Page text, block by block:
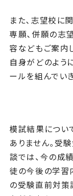
また、志望校に
専願、併願の志
容などもご案内
自身がどのよう
ールを組んでい
模試結果につい
ありません。受
談では、今の成
徒の今後の学習
の受験直前対策